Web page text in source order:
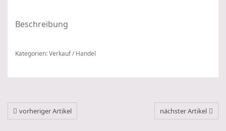
Beschreibung
Kategorien:Verkauf / Handel
vorheriger Artikel nächster Artikel